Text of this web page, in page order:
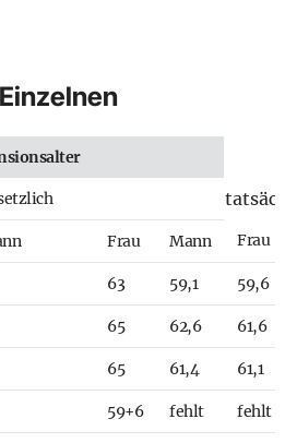
Frau Mann Frau
63 59,1 59,6
65 62,6 61,6
65 61,4 61,1
59+6 fehlt fehlt